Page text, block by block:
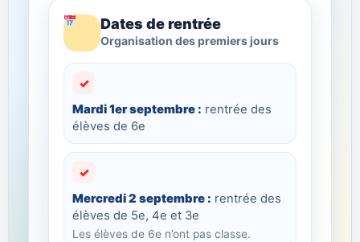
Dates de rentrée
Organisation des premiers jours
✓
Mardi 1er septembre : rentrée des
élèves de 6e
✓
Mercredi 2 septembre : rentrée des
élèves de 5e, 4e et 3e
Les élèves de 6e n’ont pas classe.